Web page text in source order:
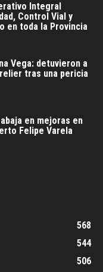
Integral
Control Vial y
en toda la Provincia
Vega: detuvieron a
tras una pericia
en mejoras en
Felipe Varela
568
544
506